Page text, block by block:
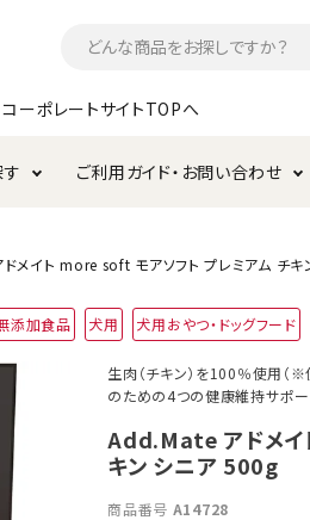
コーポレートサイトTOPへ
お手入れ・ケア用品
サークル・ケージ
替え・交換パーツ
トイレタリー・消臭剤
キャリーバッグ
極上
けりぐるみ特集
投げて遊ぶ
ご利用ガイド・お問い合わせ
ご注文方法について
メイト more soft モアソフト プレミアム チ
添加食品 犬用 犬用おやつ・ドッグフード
生肉（チキン）を100％使用（※
のための4つの健康維持サポー
Add.Mate アドメイ
キン シニア 500g
商品番号 A14728